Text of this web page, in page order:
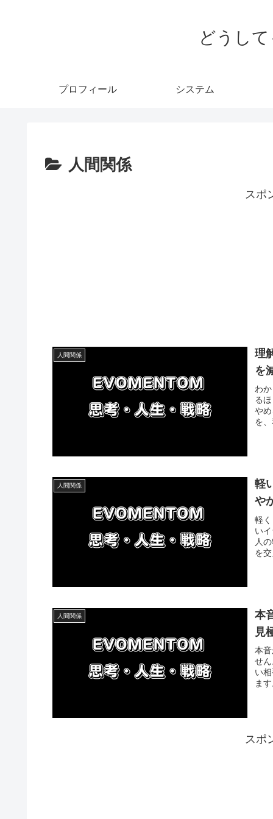
どうし
プロフィール システム
人間関係
スポ
人間関係
理
を
わ
る
や
を
人間関係
軽
や
軽
い
人
を
人間関係
本
見
本
せ
い
ま
スポ